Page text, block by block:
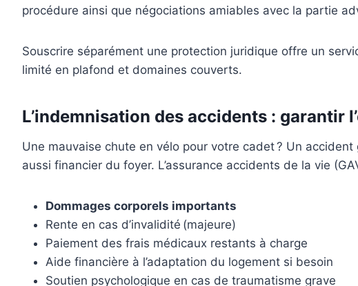
procédure ainsi que négociations amiables avec la partie
Souscrire séparément une protection juridique offre un
limité en plafond et domaines couverts.
L’indemnisation des accidents : garantir
Une mauvaise chute en vélo pour votre cadet ? Un
aussi financier du foyer. L’assurance accidents de la vie
Dommages corporels importants
Rente en cas d’invalidité (majeure)
Paiement des frais médicaux restants à charge
Aide financière à l’adaptation du logement si besoin
Soutien psychologique en cas de traumatisme grave